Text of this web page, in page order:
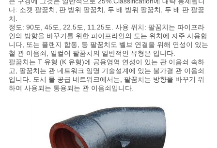
다: 소켓 팔꿈치, 판 방위 팔꿈치, 두 배 방위 팔꿈치, 두 배 판 팔꿈
치.
정도: 90도, 45도, 22.5도, 11.25도. 사용 위치: 팔꿈치는 파이프라
인의 방향을 바꾸기를 위한 파이프라인의 도는 위치에 자주 사용합
니다, 또는 플랜지 합동, 등 팔꿈치도 벨브 연결을 위해 연성이 있는
철 관 이음쇠, 일컬어 팔꿈치의 일반적인 유형은 입니다.
팔꿈치는 T 유형 (K 유형)에 공용영역 연성이 있는 관 이음쇠 속하
고, 팔꿈치는 관 네트워크 임명 기술설계에 있는 불가결 관 이음쇠
입니다. 도시 물 공급 네트워크에서는, 팔꿈치는 방향을 바꾸기 위
하여 사용되는 통용되는 관 이음쇠입니다.